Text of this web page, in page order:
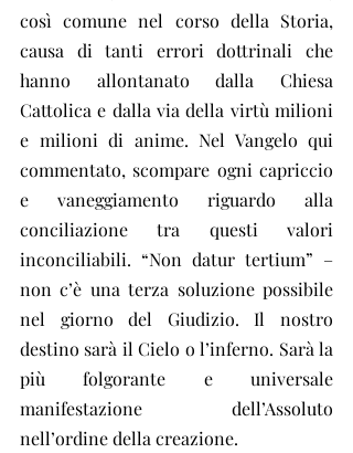
così comune nel corso della Storia,
causa di tanti errori dottrinali che
hanno allontanato dalla Chiesa
Cattolica e dalla via della virtù milioni
e milioni di anime. Nel Vangelo qui
commentato, scompare ogni capriccio
e vaneggiamento riguardo alla
conciliazione tra questi valori
inconciliabili. “Non datur tertium” –
non c’è una terza soluzione possibile
nel giorno del Giudizio. Il nostro
destino sarà il Cielo o l’inferno. Sarà la
più folgorante e universale
manifestazione dell’Assoluto
nell’ordine della creazione.